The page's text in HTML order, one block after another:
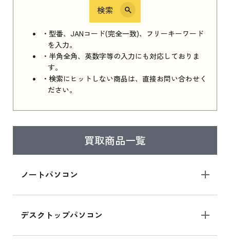
検索
・型番、JANコード(完全一致)、フリーキーワード
を入力。
・半角全角、英数字等の入力にも対応しておりま
す。
・検索にヒットしない商品は、直接お問い合わせく
ださい。
買取商品一覧
ノートパソコン
デスクトップパソコン
iPhone 16e シリーズ 2025
iPhone 16e シリーズ 2025 新品買取価格はこち
ら
iPad 11インチ 2025年春モデル
はこちら
ら
iPad mini シリーズ 2024
iPad mini 8.3インチ の新品買取価格